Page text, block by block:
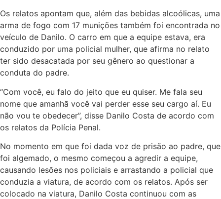
Os relatos apontam que, além das bebidas alcoólicas, uma
arma de fogo com 17 munições também foi encontrada no
veículo de Danilo. O carro em que a equipe estava, era
conduzido por uma policial mulher, que afirma no relato
ter sido desacatada por seu gênero ao questionar a
conduta do padre.
“Com você, eu falo do jeito que eu quiser. Me fala seu
nome que amanhã você vai perder esse seu cargo aí. Eu
não vou te obedecer”, disse Danilo Costa de acordo com
os relatos da Polícia Penal.
No momento em que foi dada voz de prisão ao padre, que
foi algemado, o mesmo começou a agredir a equipe,
causando lesões nos policiais e arrastando a policial que
conduzia a viatura, de acordo com os relatos. Após ser
colocado na viatura, Danilo Costa continuou com as